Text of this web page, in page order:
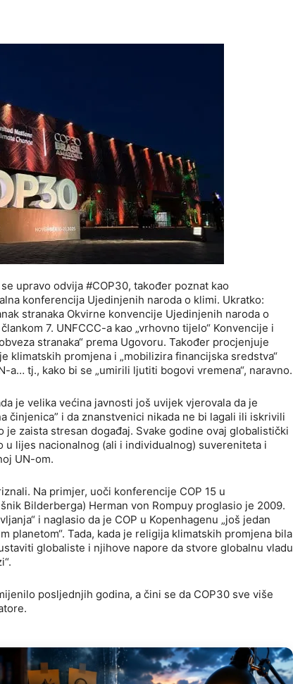
upravo odvija #COP30, također poznat kao
konferencija Ujedinjenih naroda o klimi. Ukratko:
stranaka Okvirne konvencije Ujedinjenih naroda o
7. UNFCCC-a kao „vrhovno tijelo“ Konvencije i
stranaka“ prema Ugovoru. Također procjenjuje
klimatskih promjena i „mobilizira financijska sredstva“
a… tj., kako bi se „umirili ljutiti bogovi vremena“, naravno.
je velika većina javnosti još uvijek vjerovala da je
činjenica” i da znanstvenici nikada ne bi lagali ili iskrivili
zaista stresan događaj. Svake godine ovaj globalistički
lijes nacionalnog (ali i individualnog) suvereniteta i
UN-om.
Na primjer, uoči konferencije COP 15 u
Bilderberga) Herman von Rompuy proglasio je 2009.
i naglasio da je COP u Kopenhagenu „još jedan
planetom“. Tada, kada je religija klimatskih promjena bila
globaliste i njihove napore da stvore globalnu vladu
posljednjih godina, a čini se da COP30 sve više